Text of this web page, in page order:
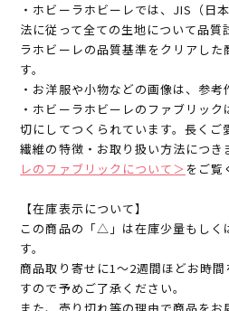
・ホビーラホビーレでは、JIS（日
法に従って全ての生地について品質
ラホビーレの品質基準をクリアした
す。
・お洋服や小物などの画像は、参考
・ホビーラホビーレのファブリッ
切にしてつくられています。長くご
繊維の特徴・お取り扱い方法につき
レのファブリックについて＞ をご覧
【在庫表示について】
この商品の「△」は在庫少量もしく
す。
商品取り寄せに1～2週間ほどお時
すので予めご了承ください。